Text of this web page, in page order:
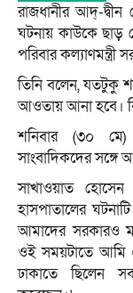
রাজধানীর আদ্-
ঘটনায় কাউকে ছাড়
পরিবার
তিনি বলেন, যতটুকু
আওতায় আনা হবে।
শনিবার (৩০ মে)
সাংবাদিকদের
সাখাওয়াত
হাসপাতালের
আমাদের সরকারও
ওই সময়টাতে আমি
ঢাকাতে ছিলেন